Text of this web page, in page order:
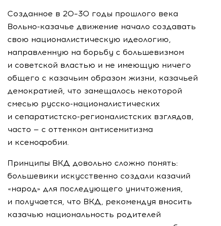
Созданное в 20–30 годы прошлого века
Вольно-казачье движение начало создавать
свою националистическую идеологию,
направленную на борьбу с большевизмом
и советской властью и не имеющую ничего
общего с казачьим образом жизни, казачьей
демократией, что замещалось некоторой
смесью русско-националистических
и сепаратистско-регионалистских взглядов,
часто — с оттенком антисемитизма
и ксенофобии.
Принципы ВКД довольно сложно понять:
большевики искусственно создали казачий
«народ» для последующего уничтожения,
и получается, что ВКД, рекомендуя вносить
казачью национальность родителей